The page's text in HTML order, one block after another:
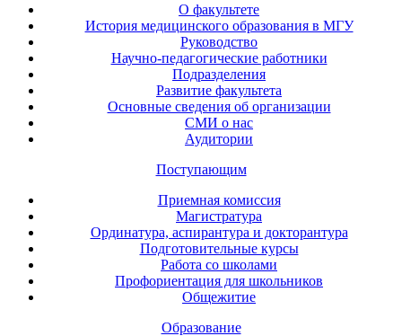
О факультете
История медицинского образования в МГУ
Руководство
Научно-педагогические работники
Подразделения
Развитие факультета
Основные сведения об организации
СМИ о нас
Аудитории
Поступающим
Приемная комиссия
Магистратура
Ординатура, аспирантура и докторантура
Подготовительные курсы
Работа со школами
Профориентация для школьников
Общежитие
Образование